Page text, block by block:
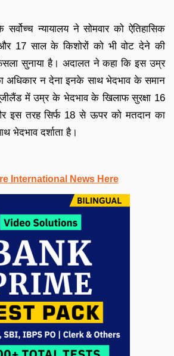
न्यायालय ने सोमवार को ऐतिहासिक
17 साल के किशोरों को भी वोट देने की
सुनाया है। अदालत ने कहा कि इस उम्र
अधिकार न देना इनके साथ भेदभाव के समान
में उम्र के भेदभाव के खिलाफ सुरक्षा 16
इस तरह सिर्फ 18 से ऊपर को मतदान का
भेदभाव दर्शाता है।
International News Here